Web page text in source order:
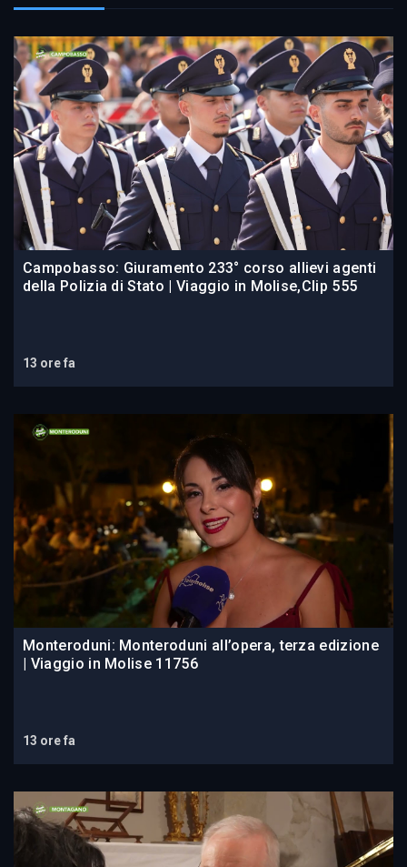
Campobasso: Giuramento 233° corso allievi agenti
della Polizia di Stato | Viaggio in Molise,Clip 555
13 ore fa
Monteroduni: Monteroduni all’opera, terza edizione
| Viaggio in Molise 11756
13 ore fa